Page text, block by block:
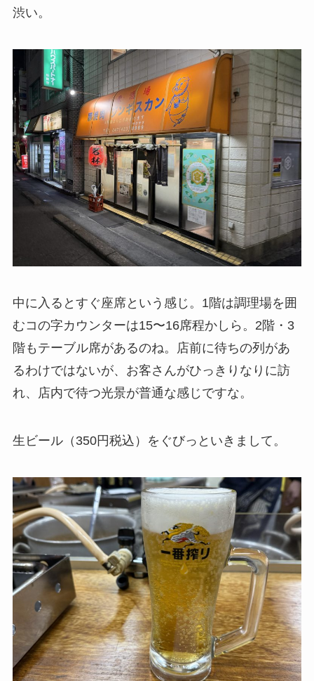
渋い。
中に入るとすぐ座席という感じ。1階は調理場を囲
むコの字カウンターは15〜16席程かしら。2階・3
階もテーブル席があるのね。店前に待ちの列があ
るわけではないが、お客さんがひっきりなりに訪
れ、店内で待つ光景が普通な感じですな。
生ビール（350円税込）をぐびっといきまして。